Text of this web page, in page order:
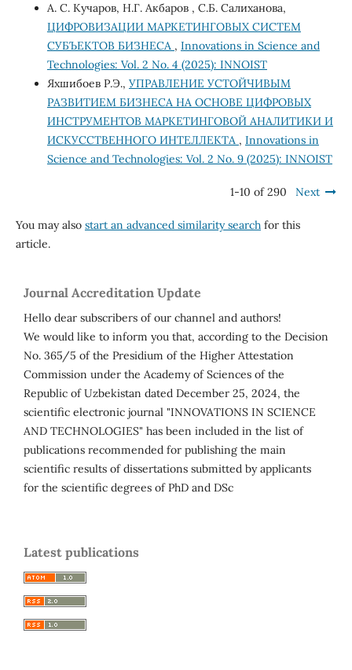
А. С. Кучаров, Н.Г. Акбаров , С.Б. Салиханова,
ЦИФРОВИЗАЦИИ МАРКЕТИНГОВЫХ СИСТЕМ
СУБЪЕКТОВ БИЗНЕСА , Innovations in Science and
Technologies: Vol. 2 No. 4 (2025): INNOIST
Яхшибоев Р.Э., УПРАВЛЕНИЕ УСТОЙЧИВЫМ
РАЗВИТИЕМ БИЗНЕСА НА ОСНОВЕ ЦИФРОВЫХ
ИНСТРУМЕНТОВ МАРКЕТИНГОВОЙ АНАЛИТИКИ И
ИСКУССТВЕННОГО ИНТЕЛЛЕКТА , Innovations in
Science and Technologies: Vol. 2 No. 9 (2025): INNOIST
1-10 of 290 Next
You may also start an advanced similarity searchfor this
article.
Journal Accreditation Update
Hello dear subscribers of our channel and authors!
We would like to inform you that, according to the Decision
No. 365/5 of the Presidium of the Higher Attestation
Commission under the Academy of Sciences of the
Republic of Uzbekistan dated December 25, 2024, the
scientific electronic journal "INNOVATIONS IN SCIENCE
AND TECHNOLOGIES" has been included in the list of
publications recommended for publishing the main
scientific results of dissertations submitted by applicants
for the scientific degrees of PhD and DSc
Latest publications